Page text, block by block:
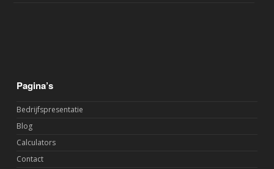
Pagina’s
Bedrijfspresentatie
Blog
Calculators
Contact